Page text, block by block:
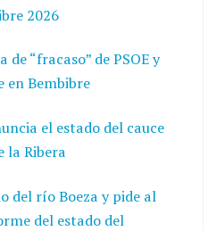
2026
“fracaso” de PSOE y
en Bembibre
el estado del cauce
la Ribera
del río Boeza y pide al
del estado del